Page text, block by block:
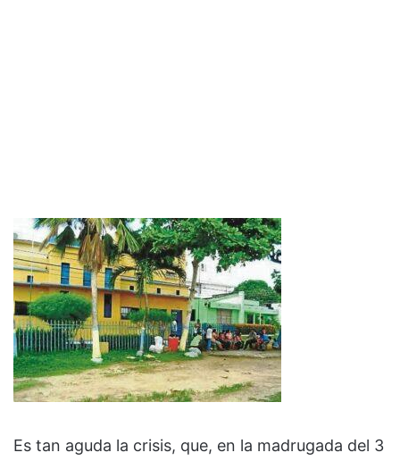
Es tan aguda la crisis, que, en la madrugada del 3